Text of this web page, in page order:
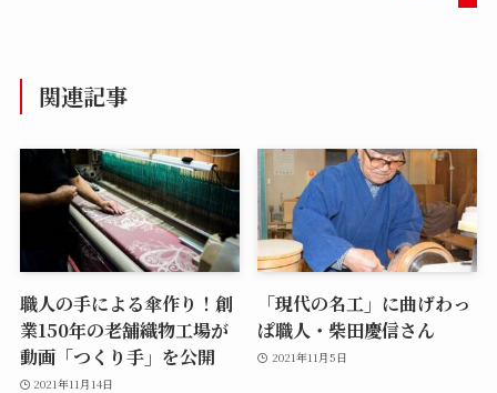
関連記事
職人の手による傘作り！創
業150年の老舗織物工場が
動画「つくり手」を公開
2021年11月14日
「現代の名工」に曲げわっ
ぱ職人・柴田慶信さん
2021年11月5日